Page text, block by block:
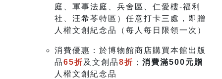
庭、軍事法庭、兵舍區、仁愛樓-福利
社、汪希苓特區）任意打卡三處，即贈
人權文創紀念品（每人每日限領一次）
消費優惠：於博物館商店購買本館出版
品65折及文創品8折 ； 消費滿500元贈
人權文創紀念品